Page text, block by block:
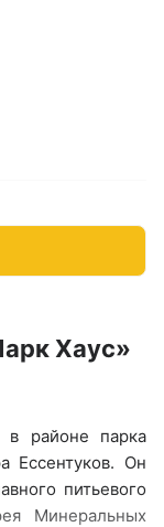
Хаус»
в районе парка
Ессентуков. Он
питьевого
Минеральных